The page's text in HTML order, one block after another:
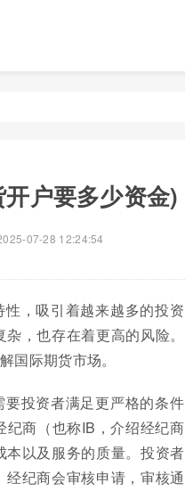
户要多少资金)
07-28 12:24:54
，吸引着越来越多的投
，也存在着更高的风险
国际期货市场。
投资者满足更严格的条
商（也称IB，介绍经纪
以及服务的质量。投资
纪商会审核申请，审核